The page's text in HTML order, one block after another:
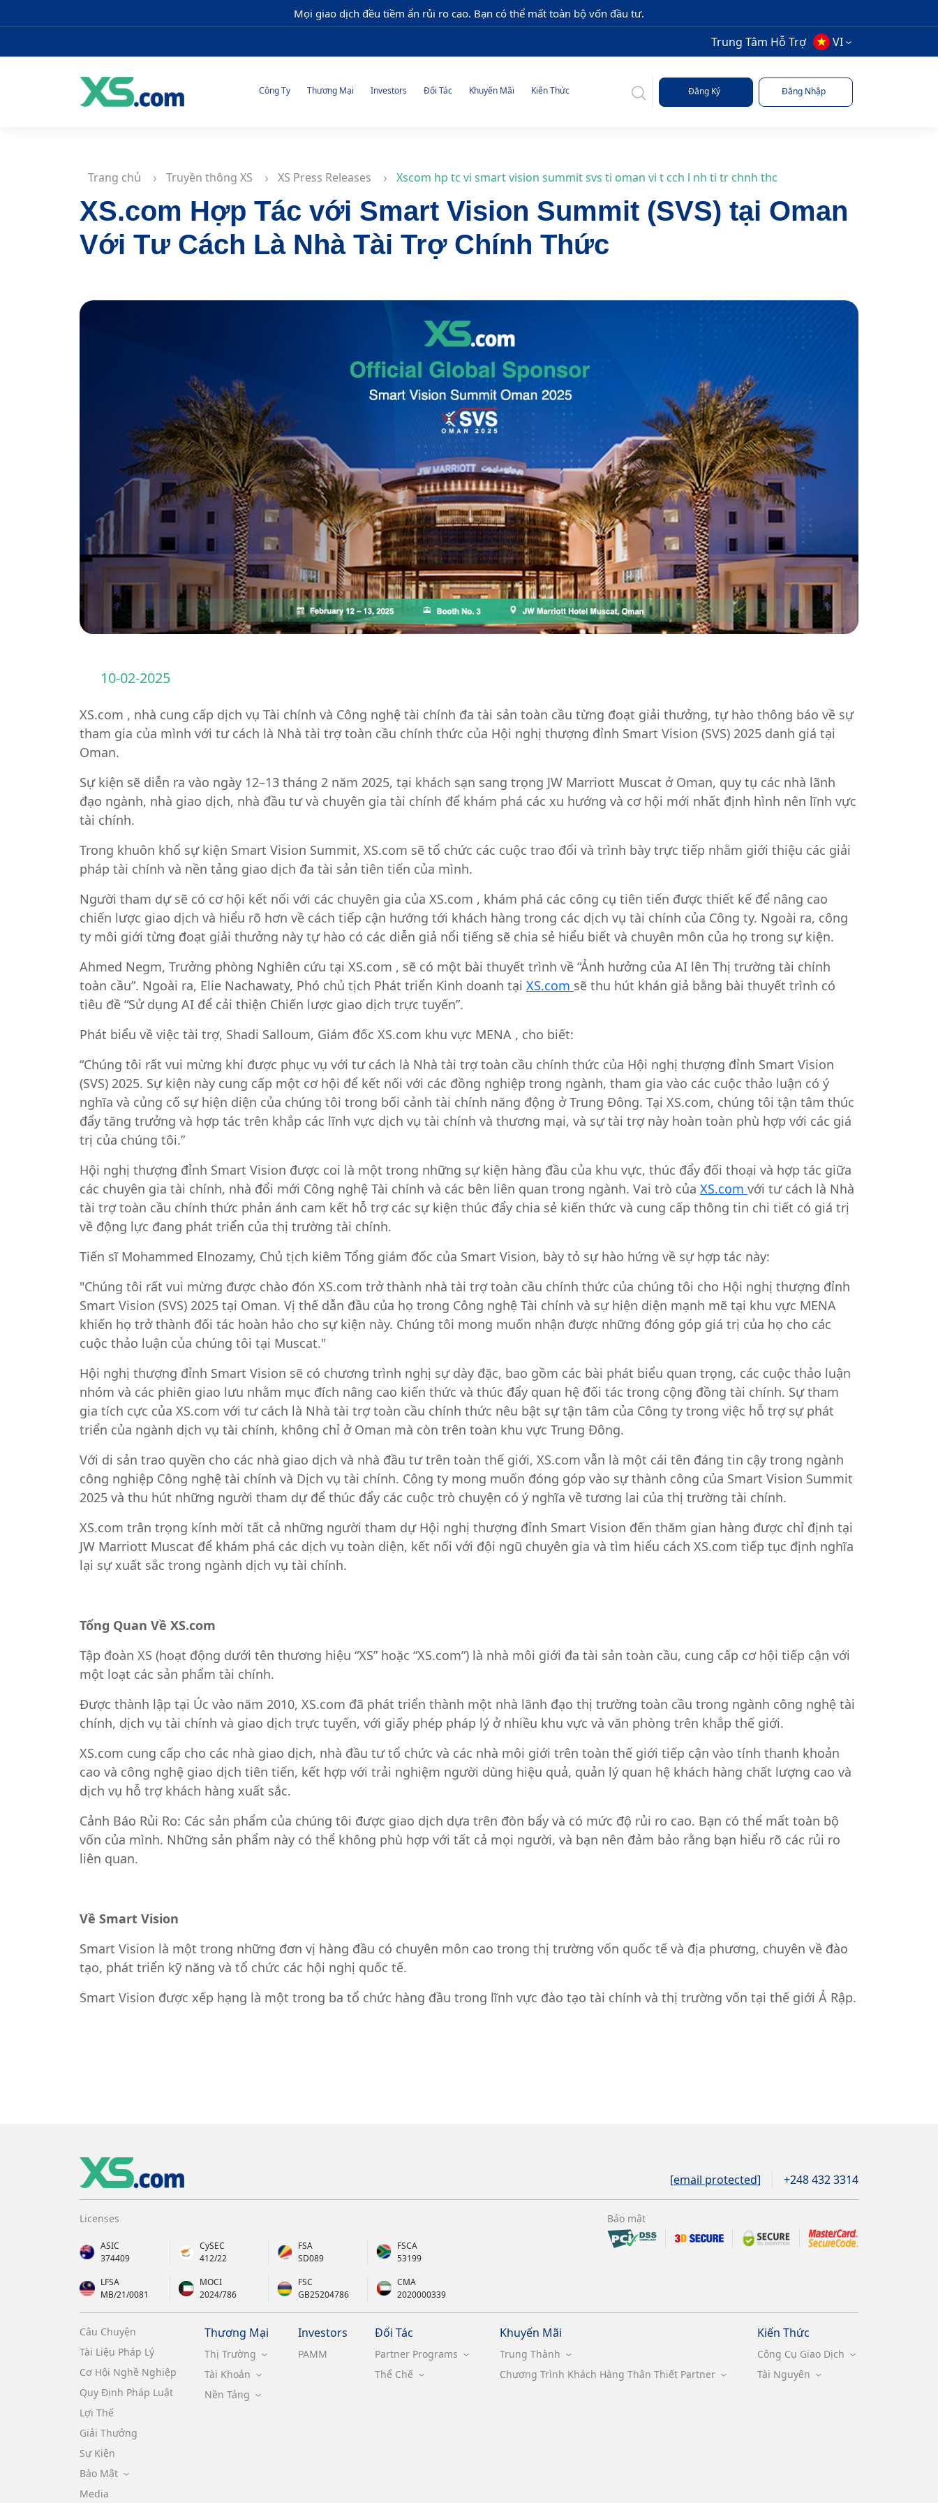
Mọi giao dịch đều tiềm ẩn rủi ro cao. Bạn có thể mất toàn bộ vốn đầu tư.
Trung Tâm Hỗ Trợ VI
Công Ty Thương Mại Investors Đối Tác Khuyến Mãi Kiến Thức Đăng Ký Đăng Nhập
Trang chủ Truyền thông XS XS Press Releases Xscom hp tc vi smart vision summit svs ti oman vi t cch l nh ti tr chnh thc
XS.com Hợp Tác với Smart Vision Summit (SVS) tại Oman
Với Tư Cách Là Nhà Tài Trợ Chính Thức
10-02-2025
XS.com , nhà cung cấp dịch vụ Tài chính và Công nghệ tài chính đa tài sản toàn cầu từng đoạt giải thưởng, tự hào thông báo về sự
tham gia của mình với tư cách là Nhà tài trợ toàn cầu chính thức của Hội nghị thượng đỉnh Smart Vision (SVS) 2025 danh giá tại
Oman.
Sự kiện sẽ diễn ra vào ngày 12–13 tháng 2 năm 2025, tại khách sạn sang trọng JW Marriott Muscat ở Oman, quy tụ các nhà lãnh
đạo ngành, nhà giao dịch, nhà đầu tư và chuyên gia tài chính để khám phá các xu hướng và cơ hội mới nhất định hình nên lĩnh vực
tài chính.
Trong khuôn khổ sự kiện Smart Vision Summit, XS.com sẽ tổ chức các cuộc trao đổi và trình bày trực tiếp nhằm giới thiệu các giải
pháp tài chính và nền tảng giao dịch đa tài sản tiên tiến của mình.
Người tham dự sẽ có cơ hội kết nối với các chuyên gia của XS.com , khám phá các công cụ tiên tiến được thiết kế để nâng cao
chiến lược giao dịch và hiểu rõ hơn về cách tiếp cận hướng tới khách hàng trong các dịch vụ tài chính của Công ty. Ngoài ra, công
ty môi giới từng đoạt giải thưởng này tự hào có các diễn giả nổi tiếng sẽ chia sẻ hiểu biết và chuyên môn của họ trong sự kiện.
Ahmed Negm, Trưởng phòng Nghiên cứu tại XS.com , sẽ có một bài thuyết trình về “Ảnh hưởng của AI lên Thị trường tài chính
toàn cầu”. Ngoài ra, Elie Nachawaty, Phó chủ tịch Phát triển Kinh doanh tại XS.com sẽ thu hút khán giả bằng bài thuyết trình có
tiêu đề “Sử dụng AI để cải thiện Chiến lược giao dịch trực tuyến”.
Phát biểu về việc tài trợ, Shadi Salloum, Giám đốc XS.com khu vực MENA , cho biết:
“Chúng tôi rất vui mừng khi được phục vụ với tư cách là Nhà tài trợ toàn cầu chính thức của Hội nghị thượng đỉnh Smart Vision
(SVS) 2025. Sự kiện này cung cấp một cơ hội để kết nối với các đồng nghiệp trong ngành, tham gia vào các cuộc thảo luận có ý
nghĩa và củng cố sự hiện diện của chúng tôi trong bối cảnh tài chính năng động ở Trung Đông. Tại XS.com, chúng tôi tận tâm thúc
đẩy tăng trưởng và hợp tác trên khắp các lĩnh vực dịch vụ tài chính và thương mại, và sự tài trợ này hoàn toàn phù hợp với các giá
trị của chúng tôi.”
Hội nghị thượng đỉnh Smart Vision được coi là một trong những sự kiện hàng đầu của khu vực, thúc đẩy đối thoại và hợp tác giữa
các chuyên gia tài chính, nhà đổi mới Công nghệ Tài chính và các bên liên quan trong ngành. Vai trò của XS.com với tư cách là Nhà
tài trợ toàn cầu chính thức phản ánh cam kết hỗ trợ các sự kiện thúc đẩy chia sẻ kiến thức và cung cấp thông tin chi tiết có giá trị
về động lực đang phát triển của thị trường tài chính.
Tiến sĩ Mohammed Elnozamy, Chủ tịch kiêm Tổng giám đốc của Smart Vision, bày tỏ sự hào hứng về sự hợp tác này:
"Chúng tôi rất vui mừng được chào đón XS.com trở thành nhà tài trợ toàn cầu chính thức của chúng tôi cho Hội nghị thượng đỉnh
Smart Vision (SVS) 2025 tại Oman. Vị thế dẫn đầu của họ trong Công nghệ Tài chính và sự hiện diện mạnh mẽ tại khu vực MENA
khiến họ trở thành đối tác hoàn hảo cho sự kiện này. Chúng tôi mong muốn nhận được những đóng góp giá trị của họ cho các
cuộc thảo luận của chúng tôi tại Muscat."
Hội nghị thượng đỉnh Smart Vision sẽ có chương trình nghị sự dày đặc, bao gồm các bài phát biểu quan trọng, các cuộc thảo luận
nhóm và các phiên giao lưu nhằm mục đích nâng cao kiến thức và thúc đẩy quan hệ đối tác trong cộng đồng tài chính. Sự tham
gia tích cực của XS.com với tư cách là Nhà tài trợ toàn cầu chính thức nêu bật sự tận tâm của Công ty trong việc hỗ trợ sự phát
triển của ngành dịch vụ tài chính, không chỉ ở Oman mà còn trên toàn khu vực Trung Đông.
Với di sản trao quyền cho các nhà giao dịch và nhà đầu tư trên toàn thế giới, XS.com vẫn là một cái tên đáng tin cậy trong ngành
công nghiệp Công nghệ tài chính và Dịch vụ tài chính. Công ty mong muốn đóng góp vào sự thành công của Smart Vision Summit
2025 và thu hút những người tham dự để thúc đẩy các cuộc trò chuyện có ý nghĩa về tương lai của thị trường tài chính.
XS.com trân trọng kính mời tất cả những người tham dự Hội nghị thượng đỉnh Smart Vision đến thăm gian hàng được chỉ định tại
JW Marriott Muscat để khám phá các dịch vụ toàn diện, kết nối với đội ngũ chuyên gia và tìm hiểu cách XS.com tiếp tục định nghĩa
lại sự xuất sắc trong ngành dịch vụ tài chính.
Tổng Quan Về XS.com
Tập đoàn XS (hoạt động dưới tên thương hiệu “XS” hoặc “XS.com”) là nhà môi giới đa tài sản toàn cầu, cung cấp cơ hội tiếp cận với
một loạt các sản phẩm tài chính.
Được thành lập tại Úc vào năm 2010, XS.com đã phát triển thành một nhà lãnh đạo thị trường toàn cầu trong ngành công nghệ tài
chính, dịch vụ tài chính và giao dịch trực tuyến, với giấy phép pháp lý ở nhiều khu vực và văn phòng trên khắp thế giới.
XS.com cung cấp cho các nhà giao dịch, nhà đầu tư tổ chức và các nhà môi giới trên toàn thế giới tiếp cận vào tính thanh khoản
cao và công nghệ giao dịch tiên tiến, kết hợp với trải nghiệm người dùng hiệu quả, quản lý quan hệ khách hàng chất lượng cao và
dịch vụ hỗ trợ khách hàng xuất sắc.
Cảnh Báo Rủi Ro: Các sản phẩm của chúng tôi được giao dịch dựa trên đòn bẩy và có mức độ rủi ro cao. Bạn có thể mất toàn bộ
vốn của mình. Những sản phẩm này có thể không phù hợp với tất cả mọi người, và bạn nên đảm bảo rằng bạn hiểu rõ các rủi ro
liên quan.
Về Smart Vision
Smart Vision là một trong những đơn vị hàng đầu có chuyên môn cao trong thị trường vốn quốc tế và địa phương, chuyên về đào
tạo, phát triển kỹ năng và tổ chức các hội nghị quốc tế.
Smart Vision được xếp hạng là một trong ba tổ chức hàng đầu trong lĩnh vực đào tạo tài chính và thị trường vốn tại thế giới Ả Rập.
[email protected] +248 432 3314
Licenses
ASIC
374409
CySEC
412/22
FSA
SD089
FSCA
53199
LFSA
MB/21/0081
MOCI
2024/786
FSC
GB25204786
CMA
2020000339
Bảo mật
Câu Chuyện
Tài Liệu Pháp Lý
Cơ Hội Nghề Nghiệp
Quy Định Pháp Luật
Lợi Thế
Giải Thưởng
Sự Kiện
Bảo Mật
Media
Thương Mại
Thị Trường
Tài Khoản
Nền Tảng
Investors
PAMM
Đối Tác
Partner Programs
Thể Chế
Khuyến Mãi
Trung Thành
Chương Trình Khách Hàng Thân Thiết Partner
Kiến Thức
Công Cụ Giao Dịch
Tài Nguyên